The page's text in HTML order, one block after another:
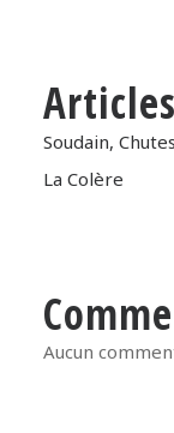
Soudain,
La Colère
Aucun